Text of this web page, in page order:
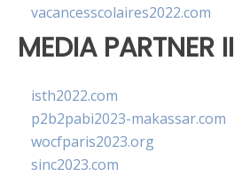
vacancesscolaires2022.com
MEDIA PARTNER II
isth2022.com
p2b2pabi2023-makassar.com
wocfparis2023.org
sinc2023.com